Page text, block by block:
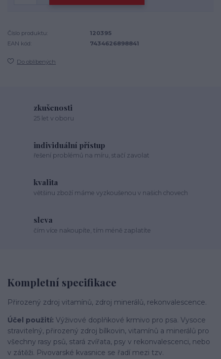
Číslo produktu:
120395
EAN kód:
7434626898841
Do oblíbených
zkušenosti
25 let v oboru
individuální přístup
řešení problémů na míru, stačí zavolat
kvalita
většinu zboží máme vyzkoušenou v našich chovech
sleva
čím více nakoupíte, tím méně zaplatíte
Kompletní specifikace
Přirozený zdroj vitamínů, zdroj minerálů, rekonvalescence.
Účel použití: Výživové doplňkové krmivo pro psa. Vysoce
stravitelný, přirozený zdroj bílkovin, vitamínů a minerálů pro
všechny rasy psů, stará zvířata, psy v rekonvalescenci, nebo
v zátěži. Pivovarské kvasnice se řadí mezi tzv.